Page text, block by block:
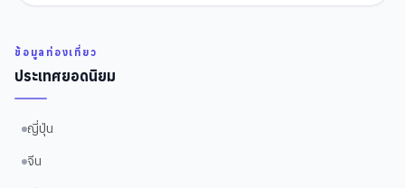
ข้อมูลท่องเที่ยว
ประเทศยอดนิยม
ญี่ปุ่น
จีน